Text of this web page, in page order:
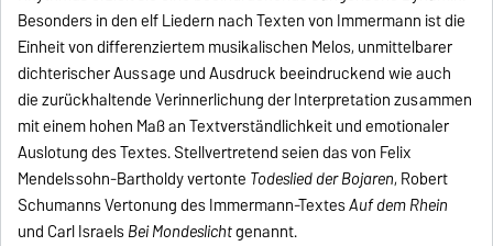
Besonders in den elf Liedern nach Texten von Immermann ist die
Einheit von differenziertem musikalischen Melos, unmittelbarer
dichterischer Aussage und Ausdruck beeindruckend wie auch
die zurückhaltende Verinnerlichung der Interpretation zusammen
mit einem hohen Maß an Textverständlichkeit und emotionaler
Auslotung des Textes. Stellvertretend seien das von Felix
Mendelssohn-Bartholdy vertonte Todeslied der Bojaren, Robert
Schumanns Vertonung des Immermann-TextesAuf dem Rhein
und Carl IsraelsBei Mondeslichtgenannt.